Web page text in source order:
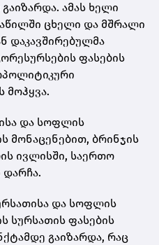
ამას ხელი
ცხელი და მშრალი
დაკავშირებულმა
ფასების
მოჰყვა.
და სოფლის
მონაცენებით, ბრინჯის
ივლისში, საერთო
და სოფლის
სურსათის ფასების
გაიზარდა, რაც